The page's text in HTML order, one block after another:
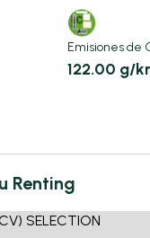
Emisiones de
122.00 g/
Renting
€/mes